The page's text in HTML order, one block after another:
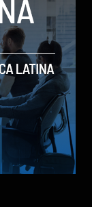
su plan
más
con